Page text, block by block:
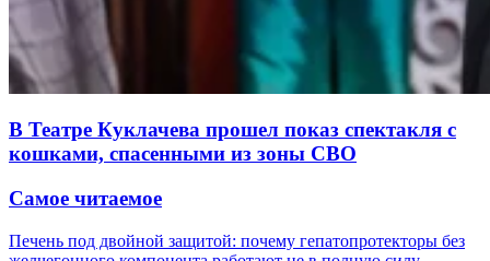
В Театре Куклачева прошел показ спектакля с
кошками, спасенными из зоны СВО
Самое читаемое
Печень под двойной защитой: почему гепатопротекторы без